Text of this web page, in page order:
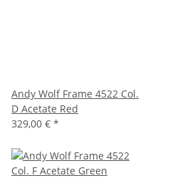
Andy Wolf Frame 4522 Col.
D Acetate Red
329,00 € *